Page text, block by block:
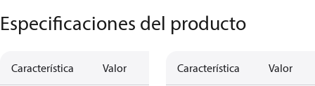
Especificaciones del producto
Característica Valor Característica Valor